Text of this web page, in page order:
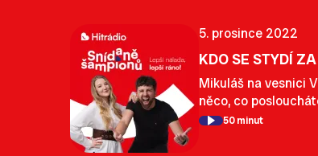
5. prosince 2022
KDO SE STYDÍ
Mikuláš na vesnici
něco, co
50 minut